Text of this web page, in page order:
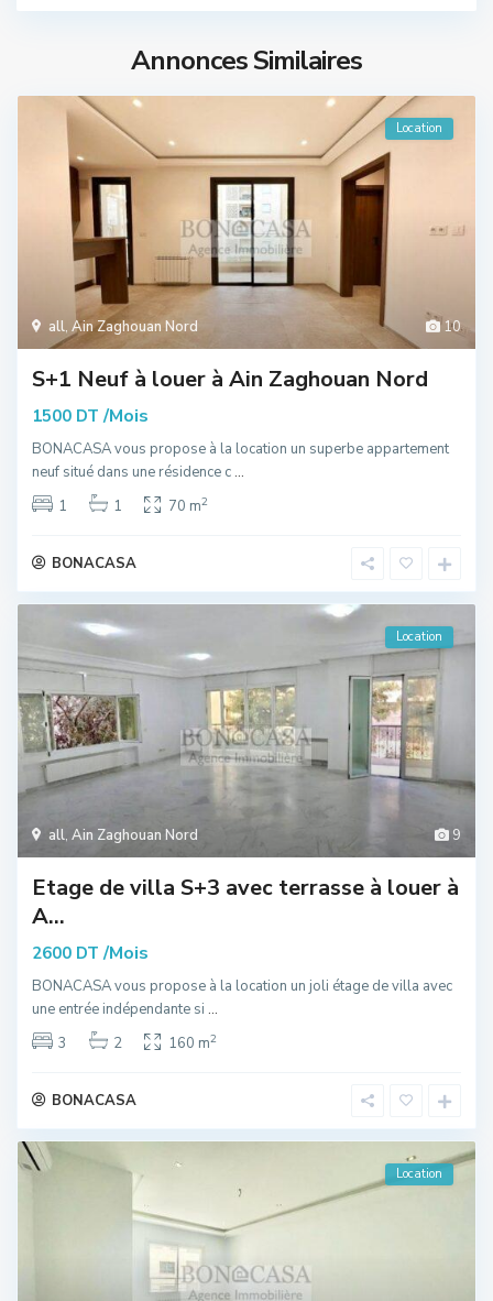
Annonces Similaires
10
all, Ain Zaghouan Nord
Location
S+1 Neuf à louer à Ain Zaghouan Nord
1500 DT /Mois
BONACASA vous propose à la location un superbe appartement
neuf situé dans une résidence c...
1
1 70 m2
BONACASA
9
all, Ain Zaghouan Nord
Location
Etage de villa S+3 avec terrasse à louer à
A...
2600 DT /Mois
BONACASA vous propose à la location un joli étage de villa avec
une entrée indépendante si ...
3
2 160 m2
BONACASA
Location